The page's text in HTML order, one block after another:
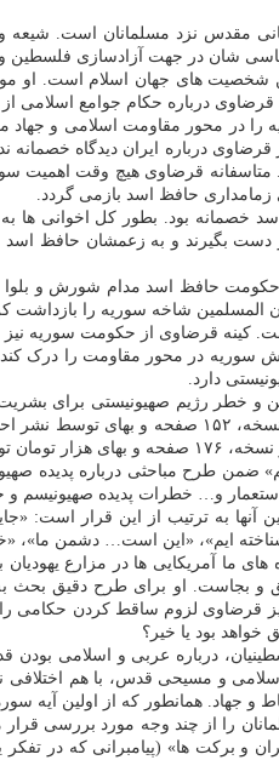
مقدس نزد مسلمانان است.
شان در جهت آزادسازی فلسطین و
های جهان اسلام است. او موسس
قرضاوی درباره حکام جوامع
در محور مقاومت اسلامی و جهاد
درباره ایران دیدگاه
متاسفانه قرضاوی هیچ وقت
زمامداری حافظ اسد بازمی گردد.
خصمانه بود. بطور کل اخوانی
دست بگیرند و به زعمشان حافظ
حافظ اسد مدام شورش و بلوا
المسلمین شاخه سوریه را
کینه قرضاوی از حکومت سوریه نیز
سوریه در محور مقاومت را درک
دارد.
و خطر رژیم صهیونیستی برای
سلیمی، سال ۱۳۸۵ با شمارگان دو
طرح مباحثی درباره پدیده
و… خطرات پدیده صهیونیسم
به ترتیب از این قرار است:
ایم»، «این است… دشمن ما»،
های ما آمریکایی ها در مزارع
بجاست. او برای طرح دقیق بحث به
نیز قرضاوی لزوم ساقط کردن
بود یا خیر؟
درباره عربی و اسلامی
و مسیحی قدس، با هم اختلافی
و جهاد. همانطور که از اولین آیه
را از چند وجه مورد بررسی
و برکت ها» (پیامبرانی که در